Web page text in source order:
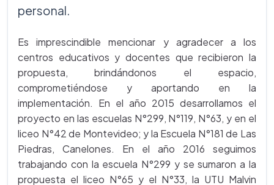
personal.
Es imprescindible mencionar y agradecer a los
centros educativos y docentes que recibieron la
propuesta, brindándonos el espacio,
comprometiéndose y aportando en la
implementación. En el año 2015 desarrollamos el
proyecto en las escuelas N°299, N°119, N°63, y en el
liceo N°42 de Montevideo; y la Escuela N°181 de Las
Piedras, Canelones. En el año 2016 seguimos
trabajando con la escuela N°299 y se sumaron a la
propuesta el liceo N°65 y el N°33, la UTU Malvin